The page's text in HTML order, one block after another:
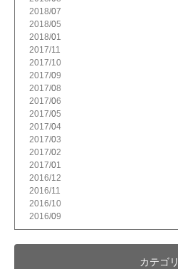
2018/ 7
2018/ 5
2018/ 1
2017/11
2017/10
2017/ 9
2017/ 8
2017/ 6
2017/ 5
2017/ 4
2017/ 3
2017/ 2
2017/ 1
2016/12
2016/11
2016/10
2016/ 9
カテゴリ